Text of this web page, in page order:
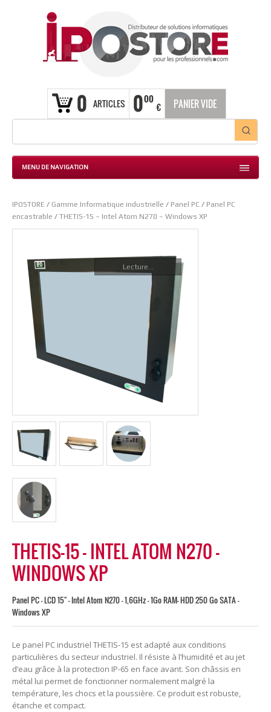
0 ARTICLES 000
€ PANIER VIDE
MENU DE NAVIGATION
IPOSTORE / Gamme Informatique industrielle / Panel PC / Panel PC
encastrable / THETIS-15 – Intel Atom N270 – Windows XP
Lecture...
THETIS-15 – INTEL ATOM N270 –
WINDOWS XP
Panel PC - LCD 15" - Intel Atom N270 - 1,6GHz - 1Go RAM- HDD 250 Go SATA -
Windows XP
Le panel PC industriel THETIS-15 est adapté aux conditions
particulières du secteur industriel. Il résiste à l’humidité et au jet
d’eau grâce à la protection IP-65 en face avant. Son châssis en
métal lui permet de fonctionner normalement malgré la
température, les chocs et la poussière. Ce produit est robuste,
étanche et compact.